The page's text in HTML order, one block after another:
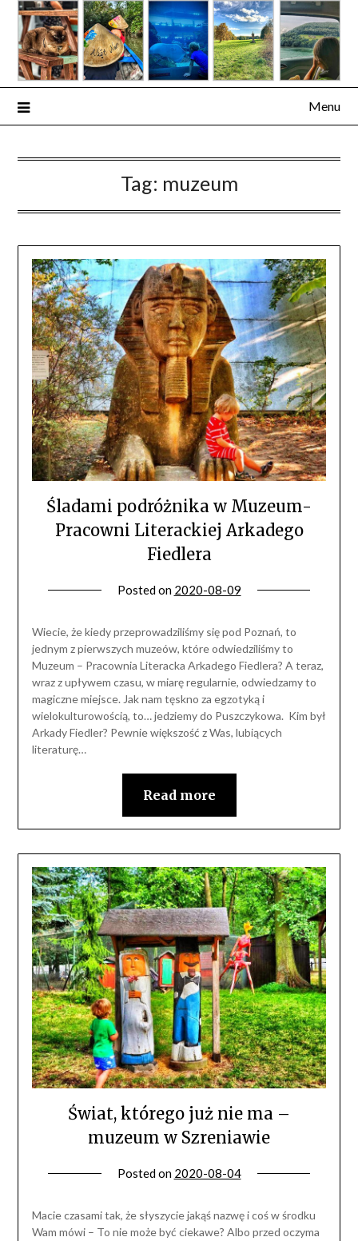
Skip
content
Menu
Tag: muzeum
Śladami podróżnika w Muzeum-
Pracowni Literackiej Arkadego
Fiedlera
Posted on 2020-08-09
Wiecie, że kiedy przeprowadziliśmy się pod Poznań, to
jednym z pierwszych muzeów, które odwiedziliśmy to
Muzeum – Pracownia Literacka Arkadego Fiedlera? A teraz,
wraz z upływem czasu, w miarę regularnie, odwiedzamy to
magiczne miejsce. Jak nam tęskno za egzotyką i
wielokulturowością, to… jedziemy do Puszczykowa. Kim był
Arkady Fiedler? Pewnie większość z Was, lubiących
literaturę…
Read more
Świat, którego już nie ma –
muzeum w Szreniawie
Posted on 2020-08-04
Macie czasami tak, że słyszycie jakąś nazwę i coś w środku
Wam mówi – To nie może być ciekawe? Albo przed oczyma